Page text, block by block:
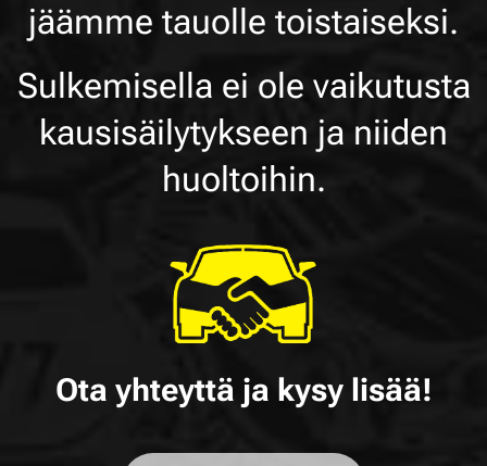
jäämme tauolle toistaiseksi.
Sulkemisella ei ole vaikutusta
kausisäilytykseen ja niiden
huoltoihin.
Ota yhteyttä ja kysy lisää!